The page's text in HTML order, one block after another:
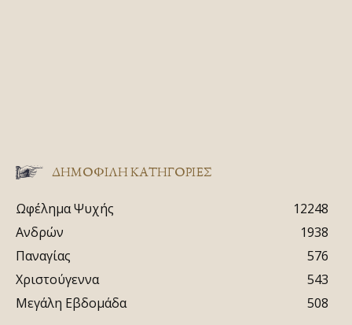
ΔΗΜΟΦΙΛΗ ΚΑΤΗΓΟΡΙΕΣ
Ωφέλημα Ψυχής
12248
Ανδρών
1938
Παναγίας
576
Χριστούγεννα
543
Μεγάλη Εβδομάδα
508